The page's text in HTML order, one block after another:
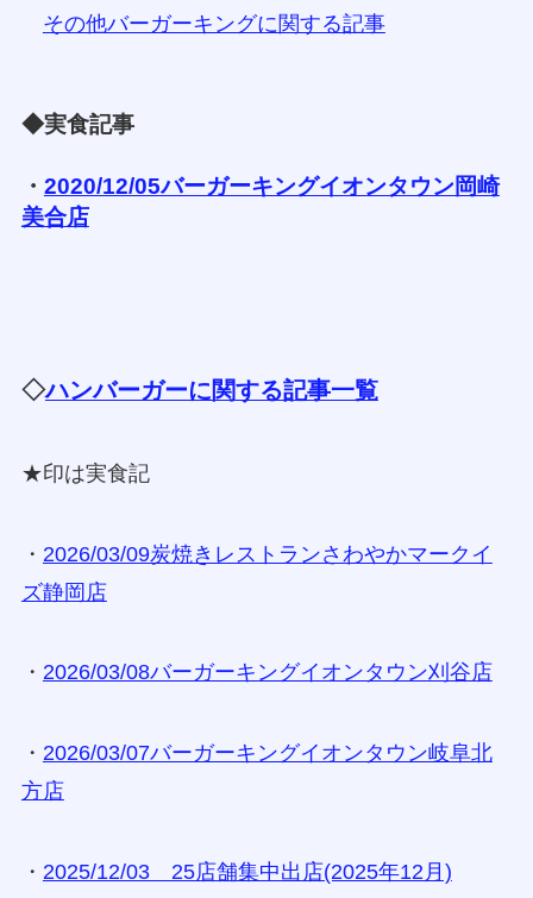
その他バーガーキングに関する記事
◆実食記事
・ 2020/12/05バーガーキングイオンタウン岡崎
美合店
◇ハンバーガーに関する記事一覧
★印は実食記
・ 2026/03/09炭焼きレストランさわやかマークイ
ズ静岡店
・ 2026/03/08バーガーキングイオンタウン刈谷店
・ 2026/03/07バーガーキングイオンタウン岐阜北
方店
・ 2025/12/03 25店舗集中出店(2025年12月)